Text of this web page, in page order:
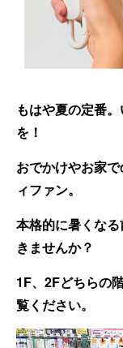
もはや夏の定番
を！
おでかけやお家
ィファン。
本格的に暑くな
きませんか？
1F、2Fどちらの
覧ください。